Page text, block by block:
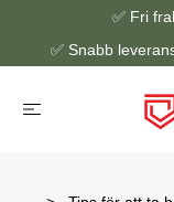
✅ Fri
✅ Snabb